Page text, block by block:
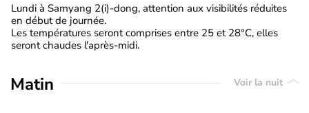
Lundi à Samyang 2(i)-dong, attention aux visibilités réduites
en début de journée.
Les températures seront comprises entre 25 et 28°C, elles
seront chaudes l'après-midi.
Matin Voir la nuit